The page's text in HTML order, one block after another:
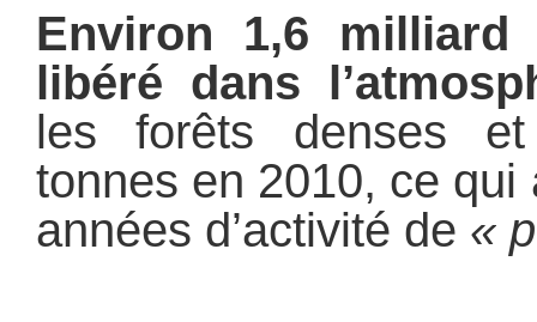
Environ 1,6
libéré dans
les forêts denses
tonnes en 2010, ce qui
années d’activité de «